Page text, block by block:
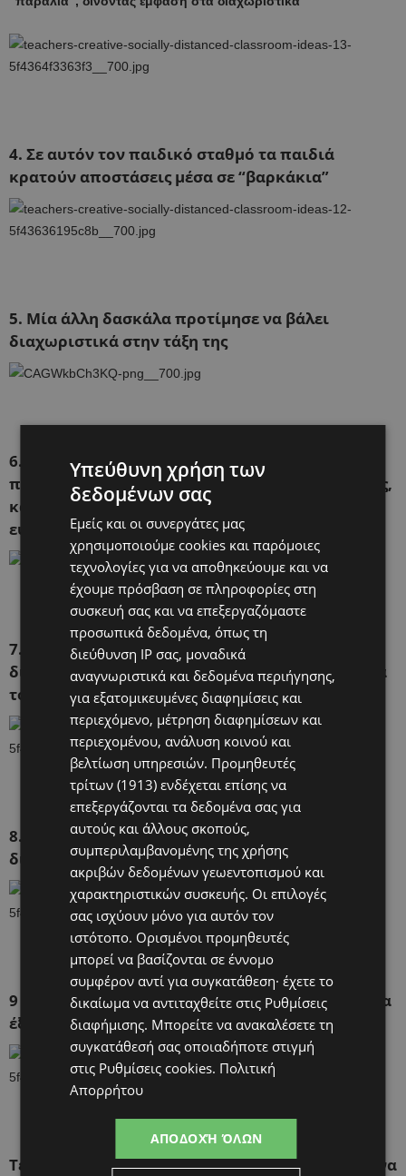
4. Σε αυτόν τον παιδικό σταθμό τα παιδιά
κρατούν αποστάσεις μέσα σε “βαρκάκια”
5. Μία άλλη δασκάλα προτίμησε να βάλει
διαχωριστικά στην τάξη της
6. Αυτή η δασκάλα δηλώνει ενθουσιασμένη που,
παρά τις δυσκολίες που θα αντιμετωπίσει φέτος,
κατάφερε τουλάχιστον να δημιουργήσει ένα
ευχάριστο περιβάλλον για τους μαθητές της!
7. Ενώ αυτή έγραψε τα πιο γλυκά μηνύματα στα
διαχωριστικά από πλέξιγκλας που αναγκαστικά
τοποθετήθηκαν στα θρανία των μαθητών της.
8. Η δασκάλα αυτή έφτιαξε για το κάθε παιδί το
δικό του ατομικό τσαντάκι σχολικών ειδών.
9 .Και αυτή τοποθέτησε αντισηπτικά μαντηλάκια
έξω από την τάξη της:
Τέλος, αυτός ο δάσκαλος είχε αυτή την ιδέα για να
Υπεύθυνη χρήση των
δεδομένων σας
Εμείς και οι συνεργάτες μας
χρησιμοποιούμε cookies και παρόμοιες
τεχνολογίες για να αποθηκεύουμε και να
έχουμε πρόσβαση σε πληροφορίες στη
συσκευή σας και να επεξεργαζόμαστε
προσωπικά δεδομένα, όπως τη
διεύθυνση IP σας, μοναδικά
αναγνωριστικά και δεδομένα περιήγησης,
για εξατομικευμένες διαφημίσεις και
περιεχόμενο, μέτρηση διαφημίσεων και
περιεχομένου, ανάλυση κοινού και
βελτίωση υπηρεσιών. Προμηθευτές
τρίτων (1913) ενδέχεται επίσης να
επεξεργάζονται τα δεδομένα σας για
αυτούς και άλλους σκοπούς,
συμπεριλαμβανομένης της χρήσης
ακριβών δεδομένων γεωεντοπισμού και
χαρακτηριστικών συσκευής. Οι επιλογές
σας ισχύουν μόνο για αυτόν τον
ιστότοπο. Ορισμένοι προμηθευτές
μπορεί να βασίζονται σε έννομο
συμφέρον αντί για συγκατάθεση· έχετε το
δικαίωμα να αντιταχθείτε στις Ρυθμίσεις
διαφήμισης. Μπορείτε να ανακαλέσετε τη
συγκατάθεσή σας οποιαδήποτε στιγμή
στις Ρυθμίσεις cookies. Πολιτική
Απορρήτου
ΑΠΟΔΟΧΉ ΌΛΩΝ